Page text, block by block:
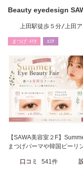
Beauty eyedesign
上田駅徒歩５分/上田
まつげ･ﾒｲｸ ｴｽﾃ
【SAWA美容室２F】
まつげパーマや韓国ピーリ
口コミ 541件